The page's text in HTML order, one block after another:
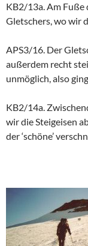
KB2/13a. Am Fuße
Gletschers, wo wir
APS3/16. Der
außerdem recht
unmöglich, also
KB2/14a.
wir die Steigeisen
der ‘schöne’